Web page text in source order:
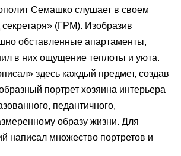
Семашко слушает в своем
секретаря» (ГРМ). Изобразив
обставленные апартаменты,
в них ощущение теплоты и уюта.
здесь каждый предмет, создав
портрет хозяина интерьера
педантичного,
образу жизни. Для
написал множество портретов и